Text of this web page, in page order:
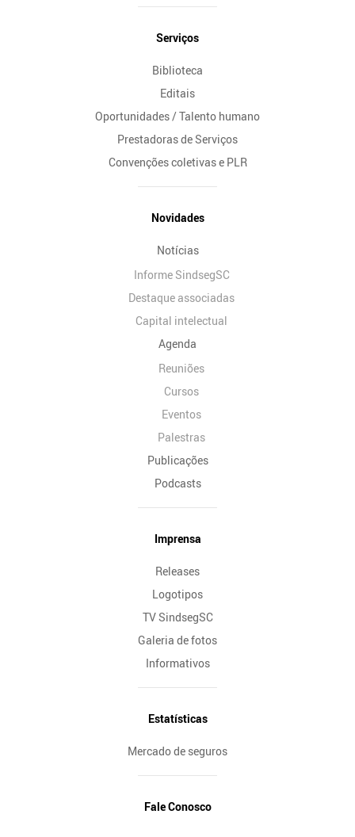
Serviços
Biblioteca
Editais
Oportunidades / Talento humano
Prestadoras de Serviços
Convenções coletivas e PLR
Novidades
Notícias
Informe SindsegSC
Destaque associadas
Capital intelectual
Agenda
Reuniões
Cursos
Eventos
Palestras
Publicações
Podcasts
Imprensa
Releases
Logotipos
TV SindsegSC
Galeria de fotos
Informativos
Estatísticas
Mercado de seguros
Fale Conosco